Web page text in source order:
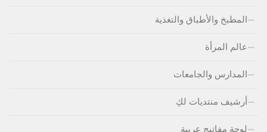
المطبخ والأطباق والتغذية
عالم المرأة
المدارس والجامعات
أرشيف منتديات لكِ
لوحة مفاتيج عربية